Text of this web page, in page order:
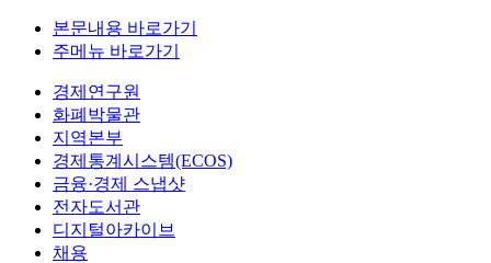
본문내용 바로가기
주메뉴 바로가기
경제연구원
화폐박물관
지역본부
경제통계시스템(ECOS)
금융·경제 스냅샷
전자도서관
디지털아카이브
채용